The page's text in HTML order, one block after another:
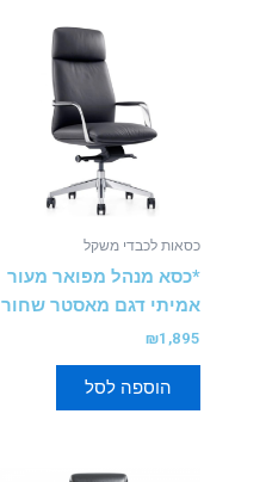
כסאות לכבדי משקל
*כסא מנהל מפואר מעור
אמיתי דגם מאסטר שחור
₪1,895
הוספה לסל